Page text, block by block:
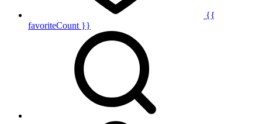
{{
favoriteCount }}